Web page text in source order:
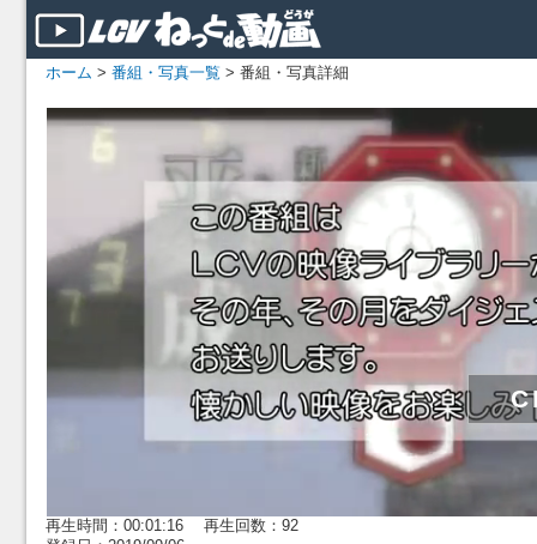
ホーム > 番組・写真一覧 > 番組・写真詳細
再生時間：00:01:16 再生回数：92